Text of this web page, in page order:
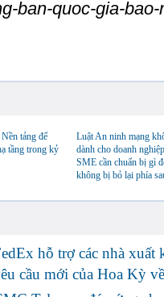
ban-quoc-gia-
tảng để
tầng trong kỷ
Luật An ninh mạng
dành cho doanh
SME cần chuẩn bị gì
không bị bỏ lại phía
hỗ trợ các nhà xuất
cầu mới của Hoa Kỳ